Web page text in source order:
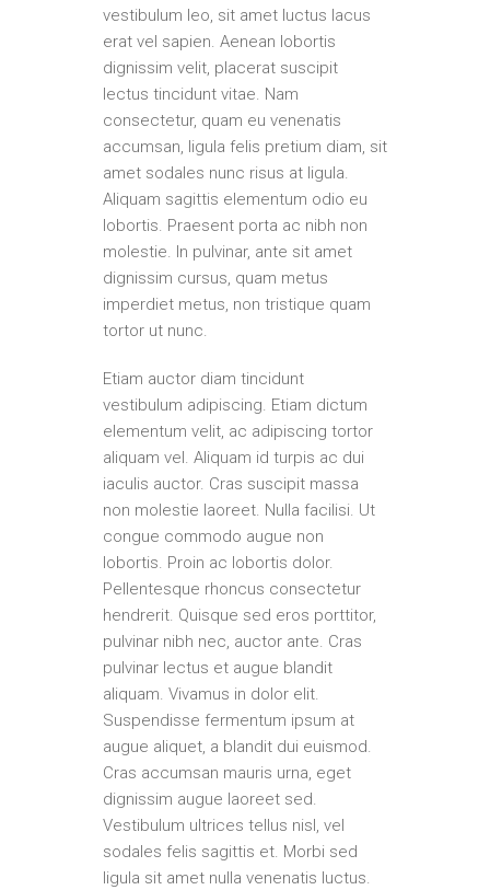
vestibulum leo, sit amet luctus lacus
erat vel sapien. Aenean lobortis
dignissim velit, placerat suscipit
lectus tincidunt vitae. Nam
consectetur, quam eu venenatis
accumsan, ligula felis pretium diam, sit
amet sodales nunc risus at ligula.
Aliquam sagittis elementum odio eu
lobortis. Praesent porta ac nibh non
molestie. In pulvinar, ante sit amet
dignissim cursus, quam metus
imperdiet metus, non tristique quam
tortor ut nunc.
Etiam auctor diam tincidunt
vestibulum adipiscing. Etiam dictum
elementum velit, ac adipiscing tortor
aliquam vel. Aliquam id turpis ac dui
iaculis auctor. Cras suscipit massa
non molestie laoreet. Nulla facilisi. Ut
congue commodo augue non
lobortis. Proin ac lobortis dolor.
Pellentesque rhoncus consectetur
hendrerit. Quisque sed eros porttitor,
pulvinar nibh nec, auctor ante. Cras
pulvinar lectus et augue blandit
aliquam. Vivamus in dolor elit.
Suspendisse fermentum ipsum at
augue aliquet, a blandit dui euismod.
Cras accumsan mauris urna, eget
dignissim augue laoreet sed.
Vestibulum ultrices tellus nisl, vel
sodales felis sagittis et. Morbi sed
ligula sit amet nulla venenatis luctus.